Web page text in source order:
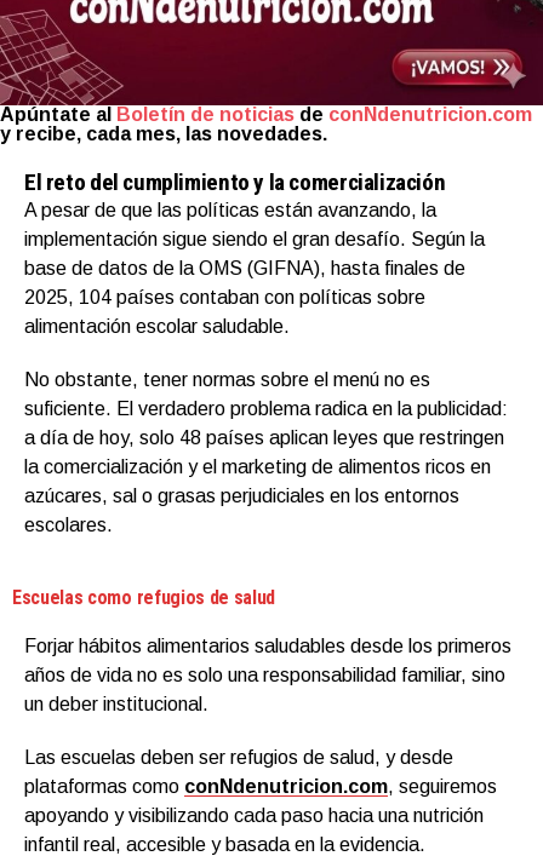
Apúntate al Boletín de noticias de conNdenutricion.com
y recibe, cada mes, las novedades.
El reto del cumplimiento y la comercialización
A pesar de que las políticas están avanzando, la
implementación sigue siendo el gran desafío. Según la
base de datos de la OMS (GIFNA), hasta finales de
2025, 104 países contaban con políticas sobre
alimentación escolar saludable.
No obstante, tener normas sobre el menú no es
suficiente. El verdadero problema radica en la publicidad:
a día de hoy, solo 48 países aplican leyes que restringen
la comercialización y el marketing de alimentos ricos en
azúcares, sal o grasas perjudiciales en los entornos
escolares.
Escuelas como refugios de salud
Forjar hábitos alimentarios saludables desde los primeros
años de vida no es solo una responsabilidad familiar, sino
un deber institucional.
Las escuelas deben ser refugios de salud, y desde
plataformas como conNdenutricion.com, seguiremos
apoyando y visibilizando cada paso hacia una nutrición
infantil real, accesible y basada en la evidencia.